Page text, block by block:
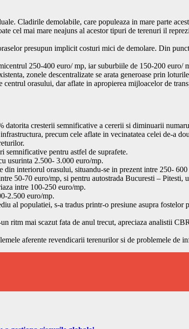
Cladirile demolabile, care populeaza in mare parte
cel mai mare neajuns al acestor tipuri de terenuri il
presupun implicit costuri mici de demolare. Din
250-400 euro/ mp, iar suburbiile de 150-200 euro/
zonele descentralizate se arata generoase prin
orasului, dar aflate in apropierea mijloacelor de
datorita cresterii semnificative a cererii si diminuarii
precum cele aflate in vecinatatea celei de-a
semnificative pentru astfel de suprafete.
usurinta 2.500- 3.000 euro/mp.
interiorul orasului, situandu-se in prezent intre 250-
50-70 euro/mp, si pentru autostrada Bucuresti –
intre 100-250 euro/mp.
2.500 euro/mp.
al populatiei, s-a tradus printr-o presiune asupra
ritm mai scazut fata de anul trecut, apreciaza analistii
aferente revendicarii terenurilor si de problemele de